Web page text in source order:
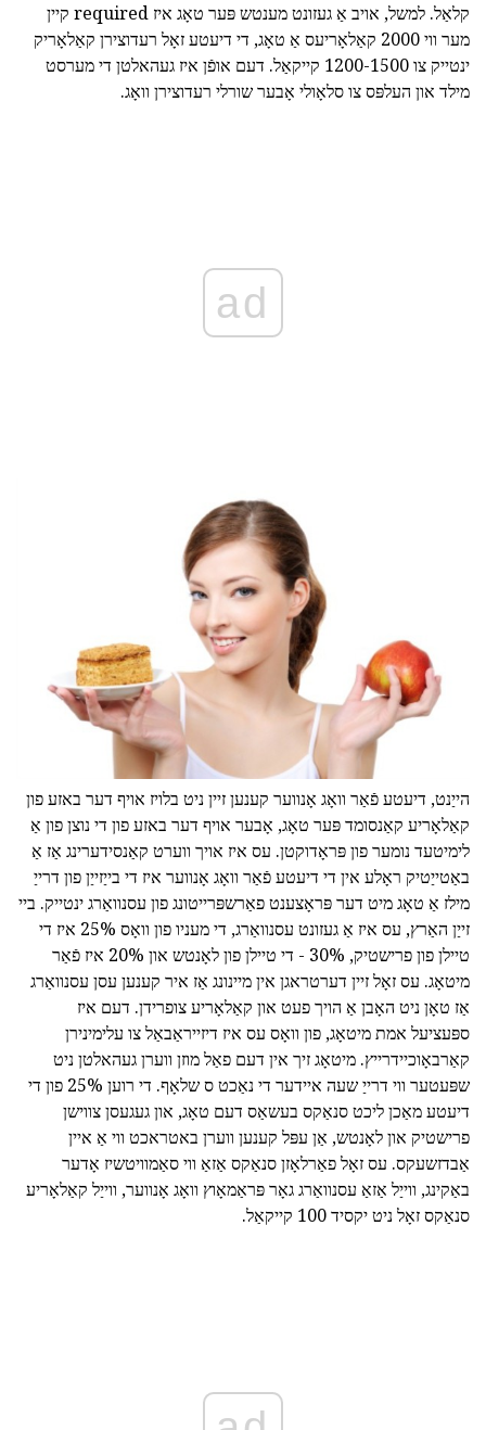
קלאַל. למשל, אויב אַ געזונט מענטש פּער טאָג איז required קיין
מער ווי 2000 קאַלאָריעס אַ טאָג, די דיעטע זאָל רעדוצירן קאַלאָריק
ינטייק צו 1200-1500 קייקאַל. דעם אופֿן איז געהאלטן די מערסט
מילד און העלפּס צו סלאָולי אָבער שורלי רעדוצירן וואָג.
ad
הייַנט, דיעטע פֿאַר וואָג אָנווער קענען זיין ניט בלויז אויף דער באזע פון
קאַלאָריע קאַנסומד פּער טאָג, אָבער אויף דער באזע פון די נוצן פון אַ
לימיטעד נומער פון פּראָדוקטן. עס איז אויך ווערט קאַנסידערינג אַז אַ
באַטייַטיק ראָלע אין די דיעטע פֿאַר וואָג אָנווער איז די בייַזייַן פון דרייַ
מילז אַ טאָג מיט דער פּראָצענט פאַרשפּרייטונג פון עסנוואַרג ינטייק. ביי
זייַן האַרץ, עס איז אַ געזונט עסנוואַרג, די מעניו פון וואָס 25% איז די
טיילן פון פרישטיק, 30% - די טיילן פון לאָנטש און 20% איז פֿאַר
מיטאָג. עס זאָל זיין דערטראגן אין מיינונג אַז איר קענען עסן עסנוואַרג
אַז טאָן ניט האָבן אַ הויך פעט און קאַלאָריע צופרידן. דעם איז
ספּעציעל אמת מיטאָג, פון וואָס עס איז דיזייראַבאַל צו עלימינירן
קאַרבאָוכיידרייץ. מיטאָג זיך אין דעם פאַל מוזן ווערן געהאלטן ניט
שפּעטער ווי דרייַ שעה איידער די נאַכט ס שלאָף. די רוען 25% פון די
דיעטע מאַכן ליכט סנאַקס בעשאַס דעם טאָג, און געגעסן צווישן
פרישטיק און לאָנטש, אַן עפּל קענען ווערן באטראכט ווי אַ איין
אַבדזשעקס. עס זאָל פאַרלאָזן סנאַקס אַזאַ ווי סאַמוויטשיז אָדער
באַקינג, ווייַל אַזאַ עסנוואַרג גאָר פּראַמאָוץ וואָג אָנווער, ווייַל קאַלאָריע
סנאַקס זאָל ניט יקסיד 100 קייקאַל.